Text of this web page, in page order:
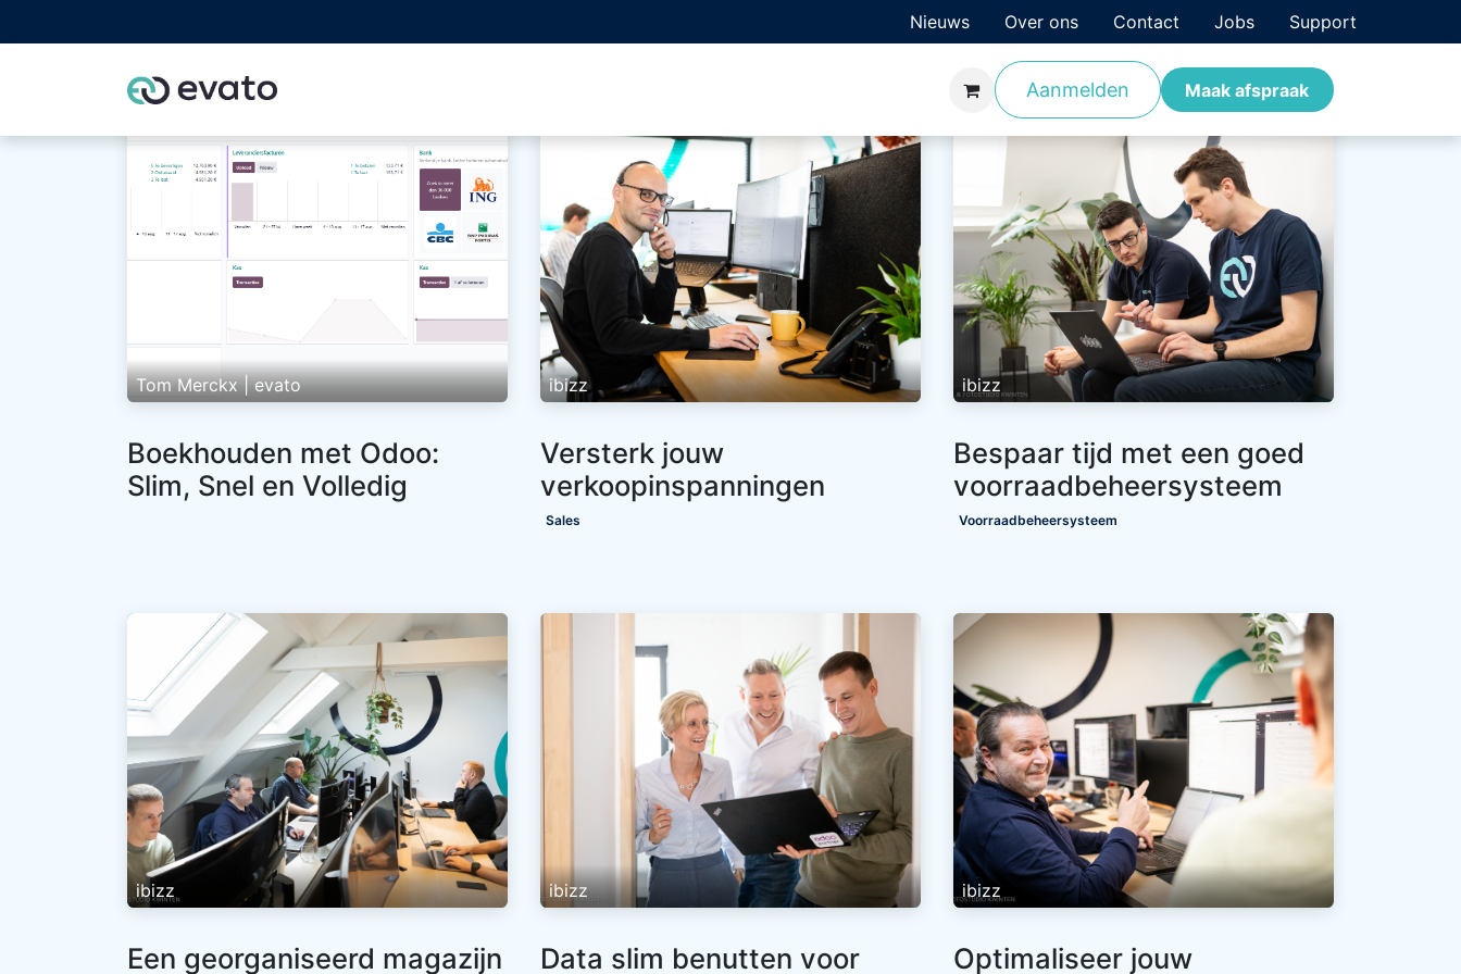
Nieuws Over ons Contact Jobs Support
Klantverhalen Opleidingen
Aanmelden Maak afspraak
Tom Merckx | evato
Boekhouden met Odoo:
Slim, Snel en Volledig
ibizz
Versterk jouw
verkoopinspanningen
Sales
ibizz
Bespaar tijd met een goed
voorraadbeheersysteem
Voorraadbeheersysteem
ibizz
Een georganiseerd magazijn
ibizz
Data slim benutten voor
ibizz
Optimaliseer jouw